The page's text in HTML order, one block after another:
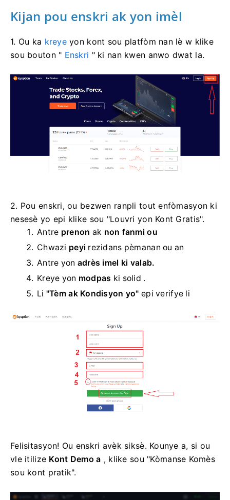
Kijan pou enskri ak yon imèl
1. Ou ka kreyeyon kont sou platfòm nan lè w klike
sou bouton " Enskri " ki nan kwen anwo dwat la.
2. Pou enskri, ou bezwen ranpli tout enfòmasyon ki
nesesè yo epi klike sou "Louvri yon Kont Gratis".
Antre prenon ak non fanmi ou
Chwazi peyi rezidans pèmanan ou an
Antre yon adrès imel ki valab.
Kreye yon modpas ki solid .
Li "Tèm ak Kondisyon yo" epi verifye li
Felisitasyon! Ou enskri avèk siksè. Kounye a, si ou
vle itilize Kont Demo a , klike sou "Kòmanse Komès
sou kont pratik".